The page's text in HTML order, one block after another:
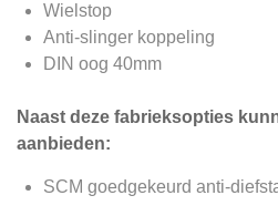
Wielstop
Anti-slinger koppeling
DIN oog 40mm
Naast deze fabrieksopties
aanbieden:
SCM goedgekeurd anti-